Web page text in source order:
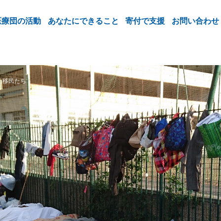
団の活動 あなたにできること 寄付で支援 お問い合わせ
移民たち